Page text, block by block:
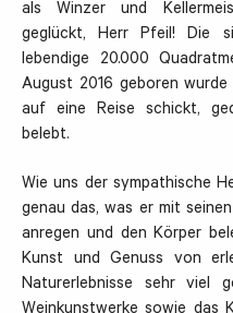
als Winzer und
geglückt, Herr Pfeil! Die
lebendige 20.000
August 2016 geboren
auf eine Reise schickt,
belebt.
Wie uns der sympathische
genau das, was er mit
anregen und den Körper
Kunst und Genuss von
Naturerlebnisse sehr viel